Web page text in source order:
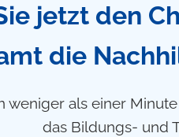
jetzt den
die
weniger als einer
das Bildungs- und